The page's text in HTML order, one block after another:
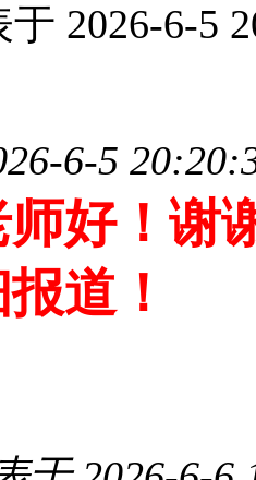
于 2026-6-5
6-5
好！谢
道！